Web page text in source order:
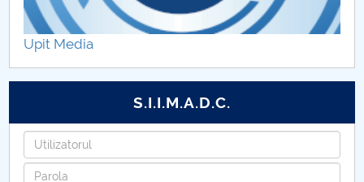
Upit Media
S.I.I.M.A.D.C.
Utilizatorul
Parola